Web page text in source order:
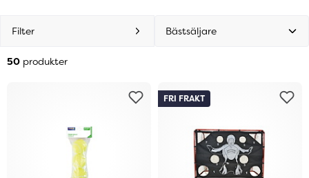
Filter
50 produkter
FRI FRAKT